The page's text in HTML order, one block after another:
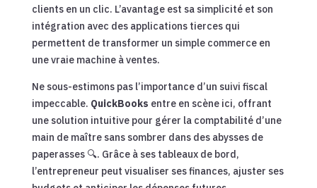
clients en un clic. L’avantage est sa simplicité et son
intégration avec des applications tierces qui
permettent de transformer un simple commerce en
une vraie machine à ventes.
Ne sous-estimons pas l’importance d’un suivi fiscal
impeccable. QuickBooks entre en scène ici, offrant
une solution intuitive pour gérer la comptabilité d’une
main de maître sans sombrer dans des abysses de
paperasses 🔍. Grâce à ses tableaux de bord,
l’entrepreneur peut visualiser ses finances, ajuster ses